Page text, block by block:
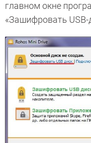
главном окне
«Зашифровать USB-